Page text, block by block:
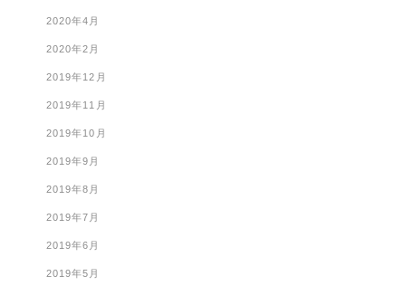
2020年4月
2020年2月
2019年12月
2019年11月
2019年10月
2019年9月
2019年8月
2019年7月
2019年6月
2019年5月